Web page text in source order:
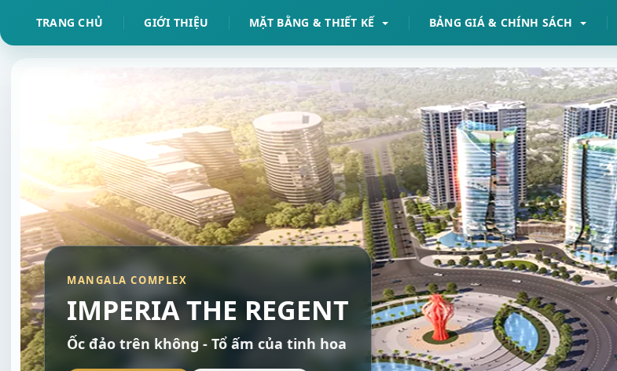
TRANG CHỦ GIỚI THIỆU MẶT BẰNG & THIẾT KẾ BẢNG GIÁ & CHÍNH SÁCH
MANGALA COMPLEX
IMPERIA THE REGENT
Ốc đảo trên không - Tổ ấm của tinh hoa